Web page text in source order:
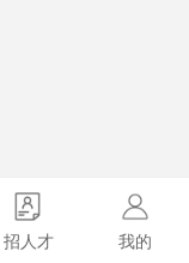
招人才 我的